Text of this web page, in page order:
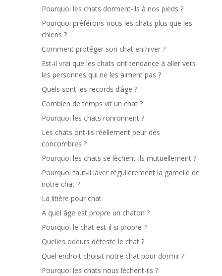
Pourquoi les chats dorment-ils à nos pieds ?
Pourquoi préférons-nous les chats plus que les
chiens ?
Comment protéger son chat en hiver ?
Est-il vrai que les chats ont tendance à aller vers
les personnes qui ne les aiment pas ?
Quels sont les records d’âge ?
Combien de temps vit un chat ?
Pourquoi les chats ronronnent ?
Les chats ont-ils réellement peur des
concombres ?
Pourquoi les chats se lèchent-ils mutuellement ?
Pourquoi faut-il laver régulièrement la gamelle de
notre chat ?
La litière pour chat
A quel âge est propre un chaton ?
Pourquoi le chat est-il si propre ?
Quelles odeurs déteste le chat ?
Quel endroit choisit notre chat pour dormir ?
Pourquoi les chats nous lèchent-ils ?